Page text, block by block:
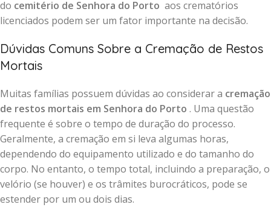
do cemitério de Senhora do Porto aos crematórios
licenciados podem ser um fator importante na decisão.
Dúvidas Comuns Sobre a Cremação de Restos
Mortais
Muitas famílias possuem dúvidas ao considerar a cremação
de restos mortais em Senhora do Porto . Uma questão
frequente é sobre o tempo de duração do processo.
Geralmente, a cremação em si leva algumas horas,
dependendo do equipamento utilizado e do tamanho do
corpo. No entanto, o tempo total, incluindo a preparação, o
velório (se houver) e os trâmites burocráticos, pode se
estender por um ou dois dias.